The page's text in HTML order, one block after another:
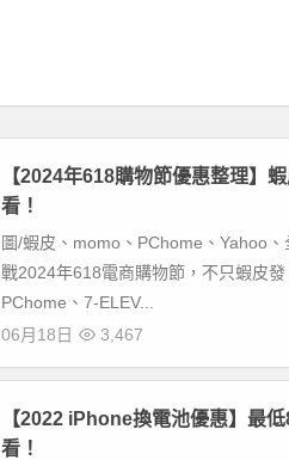
【2024年618購物節優惠整理】
看！
圖/蝦皮、momo、PChome、Yahoo
戰2024年618電商購物節，不只蝦皮
PChome、7-ELEV...
06月18日
3,467
【2022 iPhone換電池優惠】最
看！